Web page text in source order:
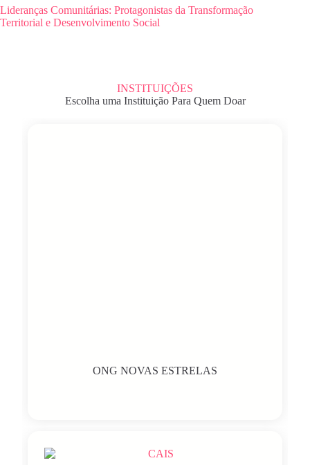
Lideranças Comunitárias: Protagonistas da Transformação
Territorial e Desenvolvimento Social
INSTITUIÇÕES
Escolha uma Instituição Para Quem Doar
ONG NOVAS ESTRELAS